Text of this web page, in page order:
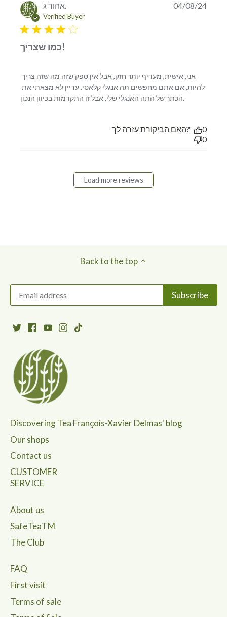
אהוד ג.
Verified Buyer
4 star rating
כמו שצריך!
אני, אישית, מעדיף יותר חזק, אבל אין ספק שזה מה שזה צריך
להיות, אם אתם מחפשים תה אנגלי קלאסי. עדיין לא מצאתי את
הכתר של התה האנגלי שלי, אבל זו התקדמות בכיוון הנכון.
content אני,
אישית,
מעדיף יותר
04/08/24
האם הביקורת עזרה לך?
0
0
Load more reviews
Back to the top
Discovering Tea François-Xavier Delmas' blog
Our shops
Contact us
CUSTOMER
SERVICE
About us
SafeTeaTM
The Club
FAQ
First visit
Terms of sale